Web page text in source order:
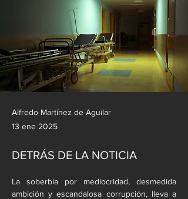
Alfredo Martínez de Aguilar
13 ene 2025
DETRÁS DE LA NOTICIA
La soberbia por mediocridad, desmedida
ambición y escandalosa corrupción, lleva a